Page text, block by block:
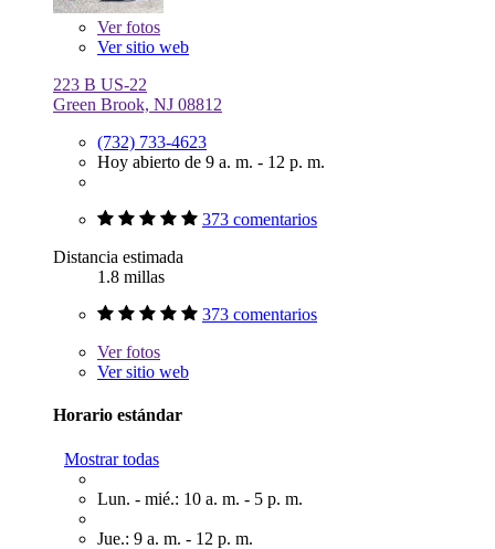
Verfotos
Ver sitio web
223 B US-22
Green Brook, NJ 08812
(732) 733-4623
Hoy abierto de 9 a. m. - 12 p. m.
373 comentarios
Distancia estimada
1.8 millas
373 comentarios
Verfotos
Ver sitio web
Horario estándar
Mostrar todas
Lun. - mié.: 10 a. m. - 5 p. m.
Jue.: 9 a. m. - 12 p. m.